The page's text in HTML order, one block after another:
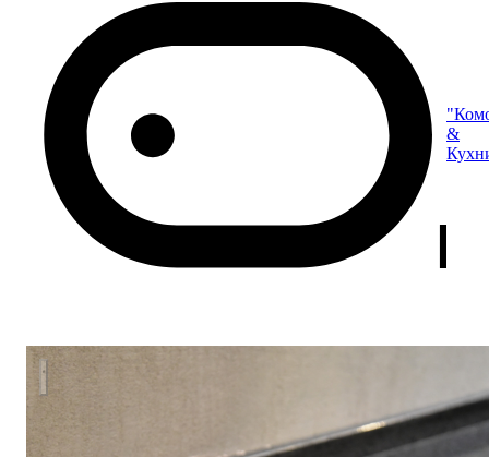
&
Кухня "MODERN" с островом.